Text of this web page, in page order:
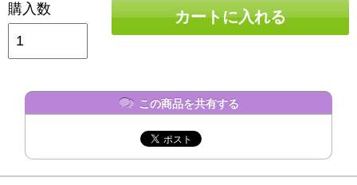
購入数 カートに入れる
この商品を共有する